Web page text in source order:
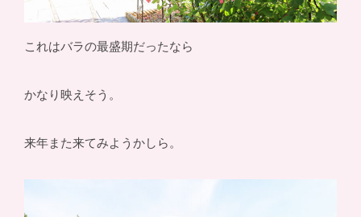
これはバラの最盛期だったなら
かなり映えそう。
来年また来てみようかしら。